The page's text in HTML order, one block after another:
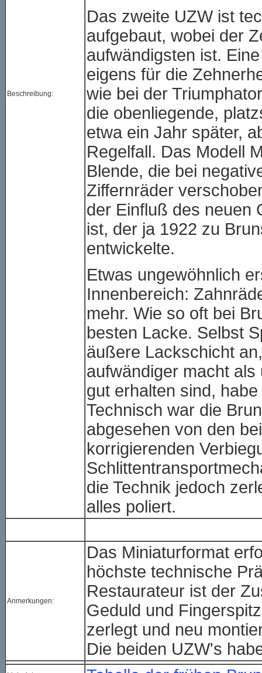
Beschreibung:
Das zweite UZW ist
aufgebaut, wobei der
aufwändigsten ist.
eigens für die
wie bei der
die obenliegende,
etwa ein Jahr später,
Regelfall. Das Modell
Blende, die bei
Ziffernräder
der Einfluß des neuen
ist, der ja 1922 zu
entwickelte.
Etwas ungewöhnlich
Innenbereich:
mehr. Wie so oft bei
besten Lacke. Selbst
äußere Lackschicht
aufwändiger macht
gut erhalten sind,
Technisch war die
abgesehen von den
korrigierenden
die Technik jedoch
alles poliert.
Anmerkungen:
Das Miniaturformat
höchste technische
Restaurateur ist der
Geduld und
zerlegt und neu
Die beiden UZW's